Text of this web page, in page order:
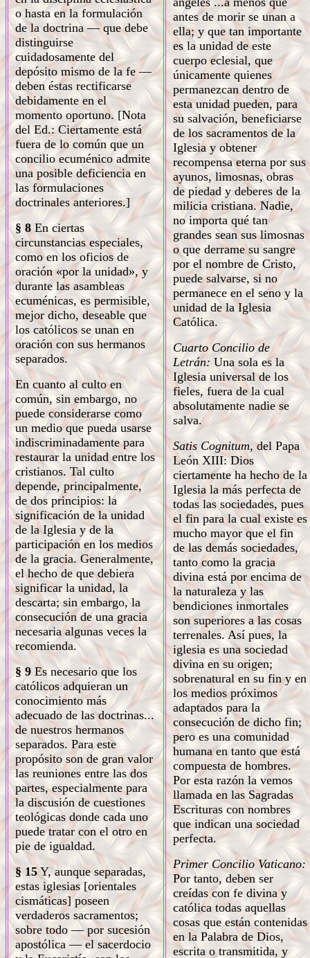
o hasta en la formulación
de la doctrina — que debe
distinguirse
cuidadosamente del
depósito mismo de la fe —
deben éstas rectificarse
debidamente en el
momento oportuno. [Nota
del Ed.: Ciertamente está
fuera de lo común que un
concilio ecuménico admite
una posible deficiencia en
las formulaciones
doctrinales anteriores.]
§ 8 En ciertas
circunstancias especiales,
como en los oficios de
oración «por la unidad», y
durante las asambleas
ecuménicas, es permisible,
mejor dicho, deseable que
los católicos se unan en
oración con sus hermanos
separados.
En cuanto al culto en
común, sin embargo, no
puede considerarse como
un medio que pueda usarse
indiscriminadamente para
restaurar la unidad entre los
cristianos. Tal culto
depende, principalmente,
de dos principios: la
significación de la unidad
de la Iglesia y de la
participación en los medios
de la gracia. Generalmente,
el hecho de que debiera
significar la unidad, la
descarta; sin embargo, la
consecución de una gracia
necesaria algunas veces la
recomienda.
§ 9 Es necesario que los
católicos adquieran un
conocimiento más
adecuado de las doctrinas...
de nuestros hermanos
separados. Para este
propósito son de gran valor
las reuniones entre las dos
partes, especialmente para
la discusión de cuestiones
teológicas donde cada uno
puede tratar con el otro en
pie de igualdad.
§ 15 Y, aunque separadas,
estas iglesias [orientales
cismáticas] poseen
verdaderos sacramentos;
sobre todo — por sucesión
apostólica — el sacerdocio
antes de morir se unan a
ella; y que tan importante
es la unidad de este
cuerpo eclesial, que
únicamente quienes
permanezcan dentro de
esta unidad pueden, para
su salvación, beneficiarse
de los sacramentos de la
Iglesia y obtener
recompensa eterna por sus
ayunos, limosnas, obras
de piedad y deberes de la
milicia cristiana. Nadie,
no importa qué tan
grandes sean sus limosnas
o que derrame su sangre
por el nombre de Cristo,
puede salvarse, si no
permanece en el seno y la
unidad de la Iglesia
Católica.
Cuarto Concilio de
Letrán: Una sola es la
Iglesia universal de los
fieles, fuera de la cual
absolutamente nadie se
salva.
Satis Cognitum, del Papa
León XIII: Dios
ciertamente ha hecho de la
Iglesia la más perfecta de
todas las sociedades, pues
el fin para la cual existe es
mucho mayor que el fin
de las demás sociedades,
tanto como la gracia
divina está por encima de
la naturaleza y las
bendiciones inmortales
son superiores a las cosas
terrenales. Así pues, la
iglesia es una sociedad
divina en su origen;
sobrenatural en su fin y en
los medios próximos
adaptados para la
consecución de dicho fin;
pero es una comunidad
humana en tanto que está
compuesta de hombres.
Por esta razón la vemos
llamada en las Sagradas
Escrituras con nombres
que indican una sociedad
perfecta.
Primer Concilio Vaticano:
Por tanto, deben ser
creídas con fe divina y
católica todas aquellas
cosas que están contenidas
en la Palabra de Dios,
escrita o transmitida, y